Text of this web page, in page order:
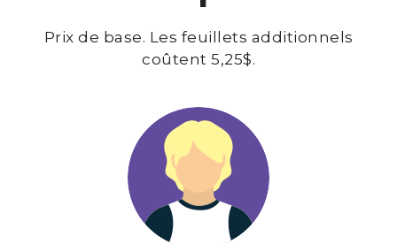
Prix de base. Les feuillets additionnels
coûtent 5,25$.